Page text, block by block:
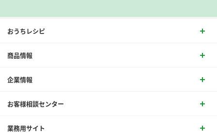
おうちレシピ
商品情報
企業情報
お客様相談センター
業務用サイト